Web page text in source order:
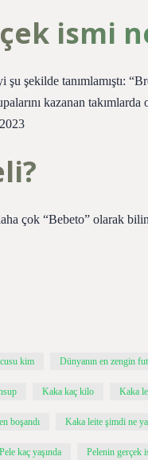
ismi
şekilde tanımlamıştı:
kazanan
çok “Bebeto” olarak
kim Dünyanın en zengin
Kaka kaç kilo Kaka
boşandı Kaka leite şimdi ne
Pele kaç yaşında Pelenin gerçek